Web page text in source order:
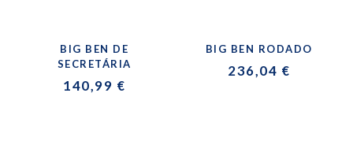
BIG BEN DE
SECRETÁRIA
140,99 €
BIG BEN RODADO
236,04 €